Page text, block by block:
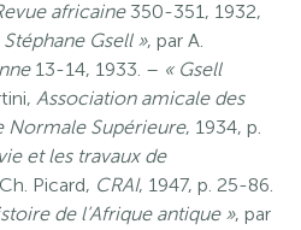
africaine350-351, 1932,
Gsell », par A.
13-14, 1933. – « Gsell
Association amicale des
Normale Supérieure, 1934, p.
et les travaux de
Picard, CRAI, 1947, p. 25-86.
de l’Afrique antique », par